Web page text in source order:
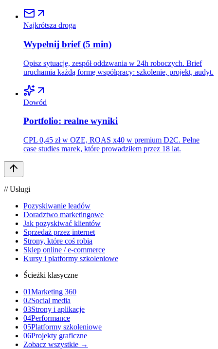
Najkrótsza droga
Wypełnij brief (5 min)
Opisz sytuację, zespół oddzwania w 24h roboczych. Brief
uruchamia każdą formę współpracy: szkolenie, projekt, audyt.
Dowód
Portfolio: realne wyniki
CPL 0,45 zł w OZE, ROAS x40 w premium D2C. Pełne
case studies marek, które prowadziłem przez 18 lat.
// Usługi
Pozyskiwanie leadów
Doradztwo marketingowe
Jak pozyskiwać klientów
Sprzedaż przez internet
Strony, które coś robią
Sklep online / e-commerce
Kursy i platformy szkoleniowe
Ścieżki klasyczne
01Marketing 360
02Social media
03Strony i aplikacje
04Performance
05Platformy szkoleniowe
06Projekty graficzne
Zobacz wszystkie →